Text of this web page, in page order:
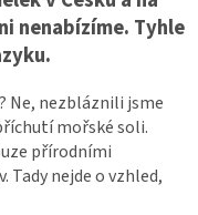
nenabízíme. Tyhle
Ne, nezbláznili jsme
mořské soli.
přírodními
Tady nejde o vzhled,